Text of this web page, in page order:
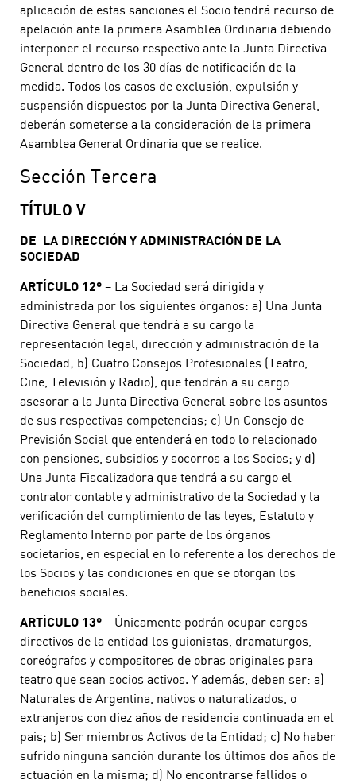
aplicación de estas sanciones el Socio tendrá recurso de
apelación ante la primera Asamblea Ordinaria debiendo
interponer el recurso respectivo ante la Junta Directiva
General dentro de los 30 días de notificación de la
medida. Todos los casos de exclusión, expulsión y
suspensión dispuestos por la Junta Directiva General,
deberán someterse a la consideración de la primera
Asamblea General Ordinaria que se realice.
Sección Tercera
TÍTULO V
DE LA DIRECCIÓN Y ADMINISTRACIÓN DE LA
SOCIEDAD
ARTÍCULO 12º – La Sociedad será dirigida y
administrada por los siguientes órganos: a) Una Junta
Directiva General que tendrá a su cargo la
representación legal, dirección y administración de la
Sociedad; b) Cuatro Consejos Profesionales (Teatro,
Cine, Televisión y Radio), que tendrán a su cargo
asesorar a la Junta Directiva General sobre los asuntos
de sus respectivas competencias; c) Un Consejo de
Previsión Social que entenderá en todo lo relacionado
con pensiones, subsidios y socorros a los Socios; y d)
Una Junta Fiscalizadora que tendrá a su cargo el
contralor contable y administrativo de la Sociedad y la
verificación del cumplimiento de las leyes, Estatuto y
Reglamento Interno por parte de los órganos
societarios, en especial en lo referente a los derechos de
los Socios y las condiciones en que se otorgan los
beneficios sociales.
ARTÍCULO 13º – Únicamente podrán ocupar cargos
directivos de la entidad los guionistas, dramaturgos,
coreógrafos y compositores de obras originales para
teatro que sean socios activos. Y además, deben ser: a)
Naturales de Argentina, nativos o naturalizados, o
extranjeros con diez años de residencia continuada en el
país; b) Ser miembros Activos de la Entidad; c) No haber
sufrido ninguna sanción durante los últimos dos años de
actuación en la misma; d) No encontrarse fallidos o